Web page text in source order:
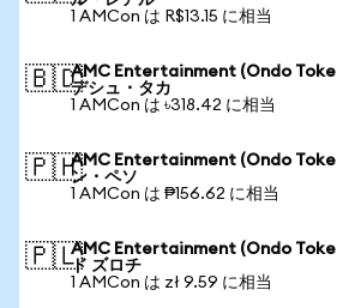
1 AMCon は R$13.15 に相当
🇧🇩AMC Entertainment (Ondo
デシュ・タカ
1 AMCon は ৳318.42 に相当
🇵🇭AMC Entertainment (Ondo
ン・ペソ
1 AMCon は ₱156.62 に相当
🇵🇱AMC Entertainment (Ondo
ド ズロチ
1 AMCon は zł 9.59 に相当